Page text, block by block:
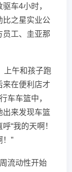
车4小时，
比之星实业公
员工、圭亚那
上午和孩子跑
来在便利店才
车车篮中，
出来发现车篮
“我的天啊！
”
流动性开始